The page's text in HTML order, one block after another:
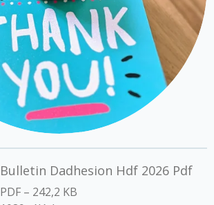
Bulletin Dadhesion Hdf 2026 Pdf
PDF – 242,2 KB